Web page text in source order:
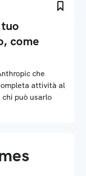
come
che
attività al
chi può usarlo